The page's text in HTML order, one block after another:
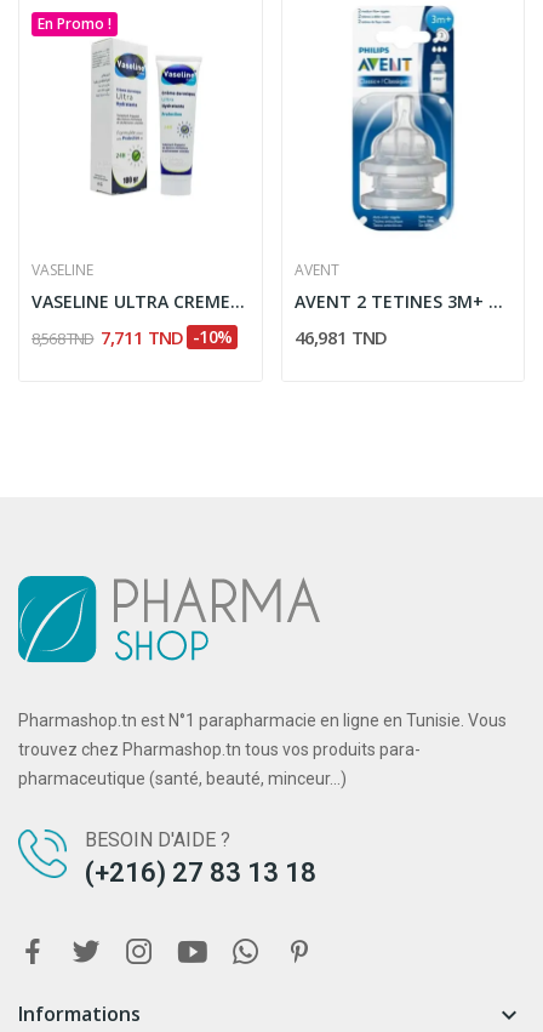
En Promo !
VASELINE
VASELINE ULTRA CREME DERMIQUE 100G
8,568 TND 7,711 TND -10%
AVENT
AVENT 2 TETINES 3M+ SCF633/27
46,981 TND
Pharmashop.tn est N°1 parapharmacie en ligne en Tunisie. Vous
trouvez chez Pharmashop.tn tous vos produits para-
pharmaceutique (santé, beauté, minceur...)
BESOIN D'AIDE ?
(+216) 27 83 13 18
Informations 